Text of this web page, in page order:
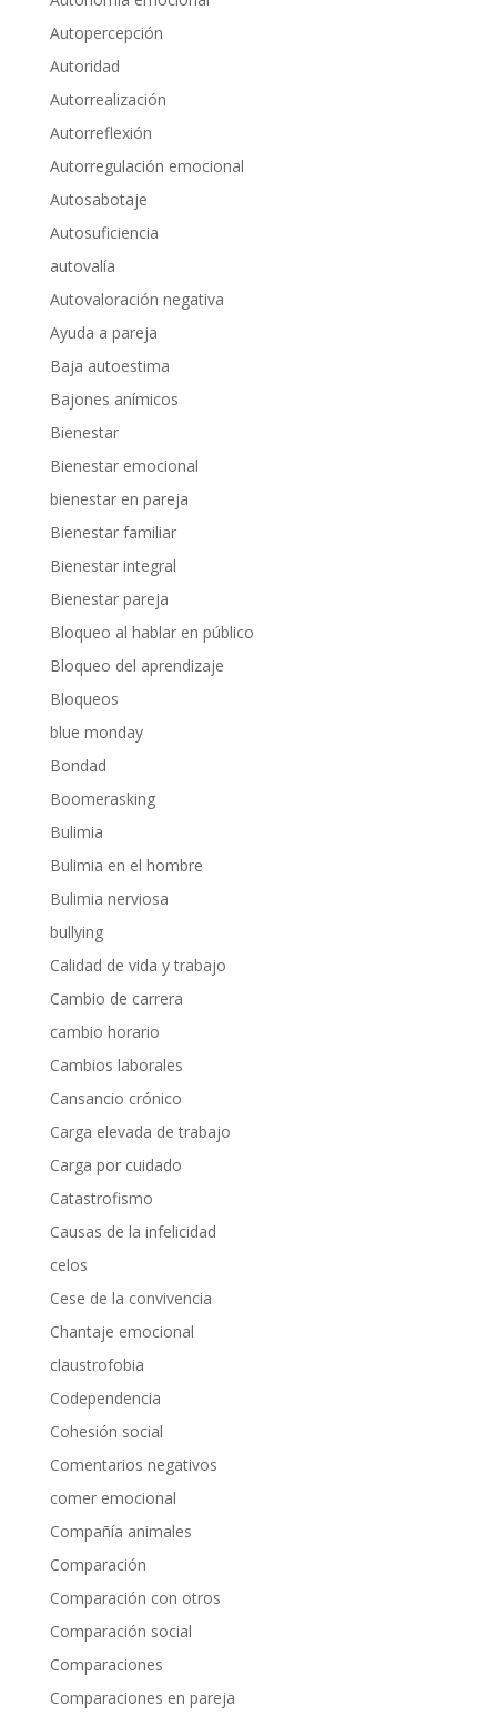
Autopercepción
Autoridad
Autorrealización
Autorreflexión
Autorregulación emocional
Autosabotaje
Autosuficiencia
autovalía
Autovaloración negativa
Ayuda a pareja
Baja autoestima
Bajones anímicos
Bienestar
Bienestar emocional
bienestar en pareja
Bienestar familiar
Bienestar integral
Bienestar pareja
Bloqueo al hablar en público
Bloqueo del aprendizaje
Bloqueos
blue monday
Bondad
Boomerasking
Bulimia
Bulimia en el hombre
Bulimia nerviosa
bullying
Calidad de vida y trabajo
Cambio de carrera
cambio horario
Cambios laborales
Cansancio crónico
Carga elevada de trabajo
Carga por cuidado
Catastrofismo
Causas de la infelicidad
celos
Cese de la convivencia
Chantaje emocional
claustrofobia
Codependencia
Cohesión social
Comentarios negativos
comer emocional
Compañía animales
Comparación
Comparación con otros
Comparación social
Comparaciones
Comparaciones en pareja